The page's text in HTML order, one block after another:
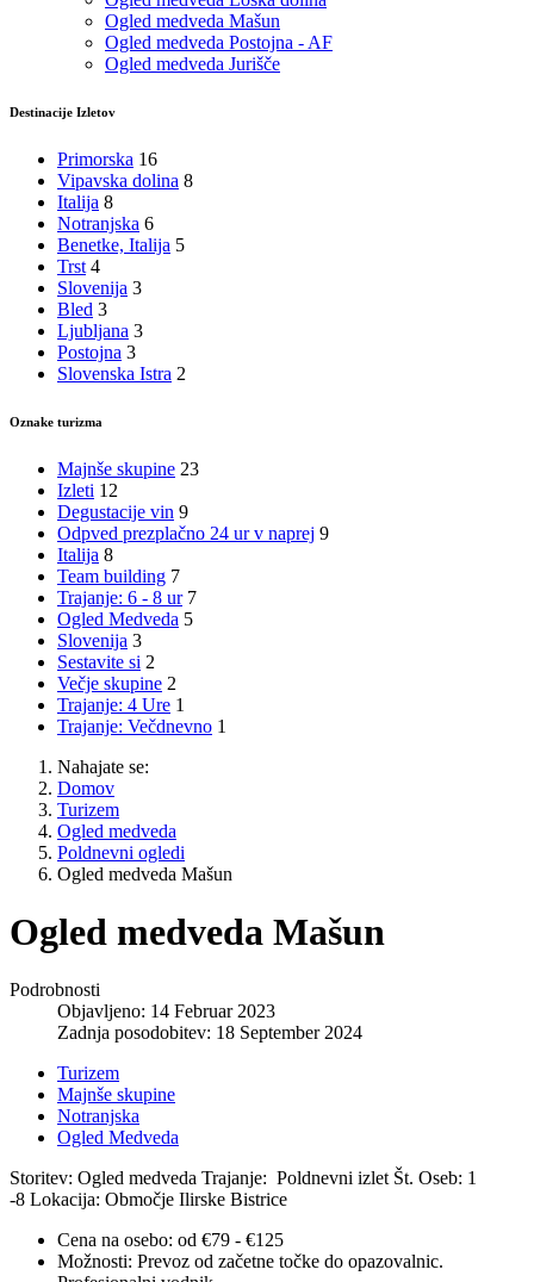
Ogled medveda Mašun
Ogled medveda Postojna - AF
Ogled medveda Jurišče
Destinacije Izletov
Primorska 16
Vipavska dolina 8
Italija 8
Notranjska 6
Benetke, Italija 5
Trst 4
Slovenija 3
Bled 3
Ljubljana 3
Postojna 3
Slovenska Istra 2
Oznake turizma
Majnše skupine 23
Izleti 12
Degustacije vin 9
Odpved prezplačno 24 ur v naprej 9
Italija 8
Team building 7
Trajanje: 6 - 8 ur 7
Ogled Medveda 5
Slovenija 3
Sestavite si 2
Večje skupine 2
Trajanje: 4 Ure 1
Trajanje: Večdnevno 1
Nahajate se:
Domov
Turizem
Ogled medveda
Poldnevni ogledi
Ogled medveda Mašun
Ogled medveda Mašun
Podrobnosti
Objavljeno: 14 Februar 2023
Zadnja posodobitev: 18 September 2024
Turizem
Majnše skupine
Notranjska
Ogled Medveda
Storitev: Ogled medveda Trajanje: Poldnevni izlet Št. Oseb: 1
-8 Lokacija: Območje Ilirske Bistrice
Cena na osebo: od €79 - €125
Možnosti: Prevoz od začetne točke do opazovalnic.